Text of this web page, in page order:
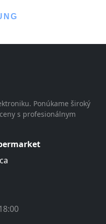
Ponúkame široký
s profesionálnym